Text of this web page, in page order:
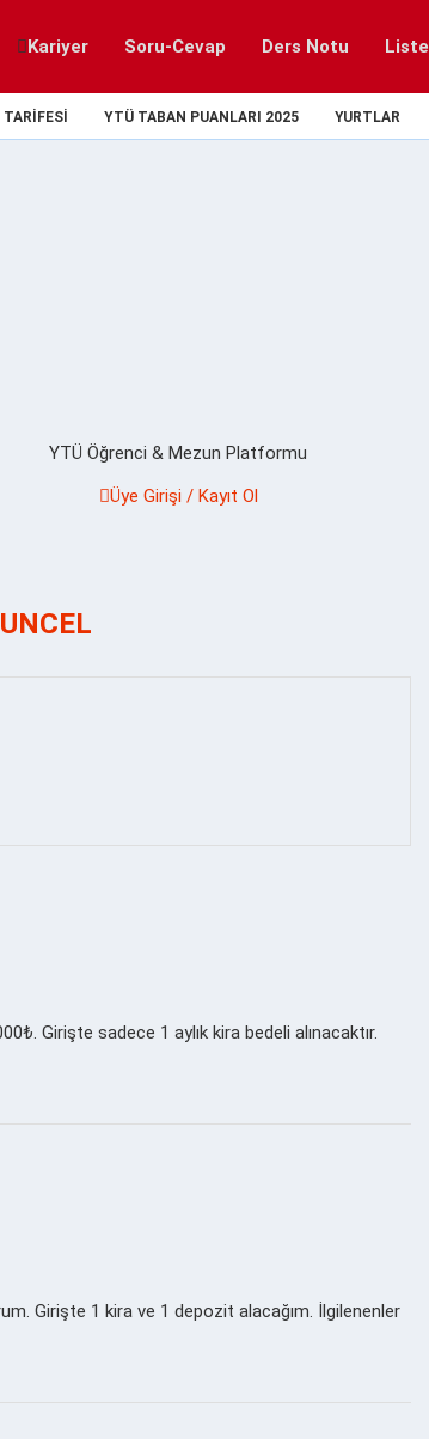
Kariyer Soru-Cevap Ders Notu Liste
YTÜ TABAN PUANLARI 2025 YURTLAR
YTÜ Öğrenci & Mezun Platformu
Üye Girişi / Kayıt Ol
Girişte sadece 1 aylık kira bedeli alınacaktır.
Girişte 1 kira ve 1 depozit alacağım. İlgilenenler